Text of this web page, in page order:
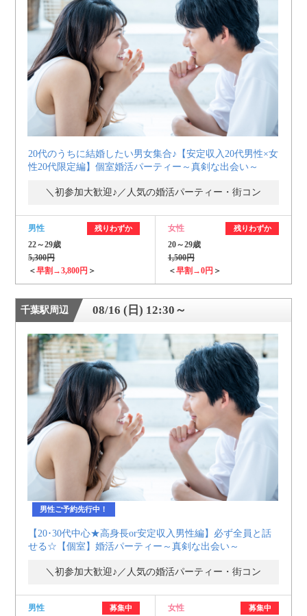
20代のうちに結婚したい男女集合♪【安定収入20代男性×女
性20代限定編】個室婚活パーティー～真剣な出会い～
＼初参加大歓迎♪／人気の婚活パーティー・街コン
男性 残りわずか
22～29歳
5,300円
＜早割→3,800円 ＞
女性 残りわずか
20～29歳
1,500円
＜早割→0円 ＞
千葉駅周辺 08/16 (日) 12:30～
男性ご予約先行中！
【20･30代中心★高身長or安定収入男性編】必ず全員と話
せる☆【個室】婚活パーティー～真剣な出会い～
＼初参加大歓迎♪／人気の婚活パーティー・街コン
男性 募集中 女性 募集中